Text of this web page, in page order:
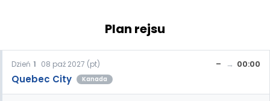
Plan rejsu
Dzień 1 08 paź 2027 (pt)
Quebec City Kanada
– 00:00